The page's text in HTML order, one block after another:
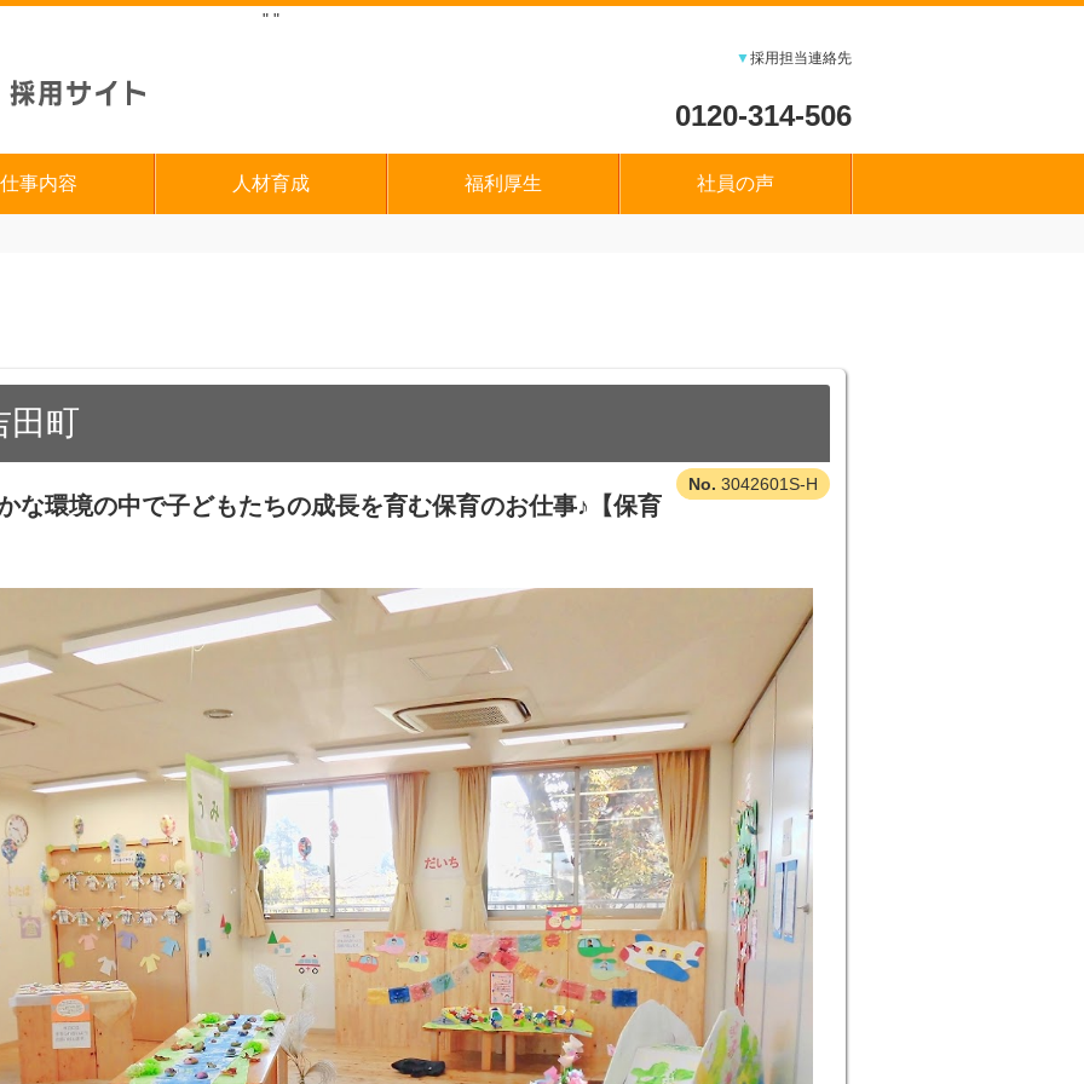
" "
▼採用担当連絡先
0120-314-506
仕事内容 人材育成 福利厚生 社員の声
田町
3042601S-H
な環境の中で子どもたちの成長を育む保育のお仕事♪【保育